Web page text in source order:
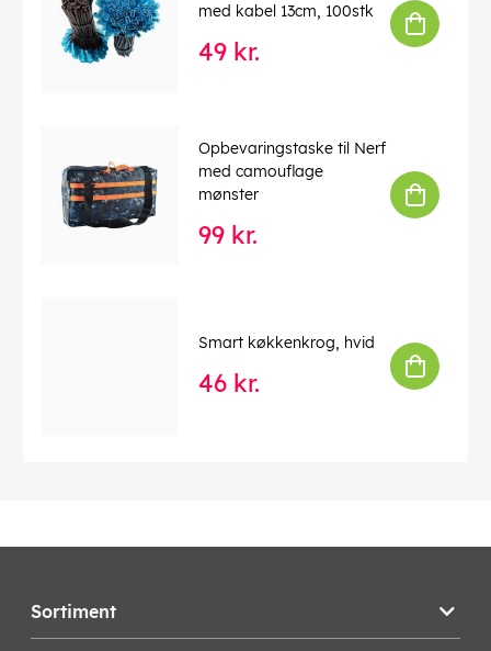
med kabel 13cm, 100stk
49 kr.
Opbevaringstaske til Nerf
med camouflage
mønster
99 kr.
Smart køkkenkrog, hvid
46 kr.
Sortiment